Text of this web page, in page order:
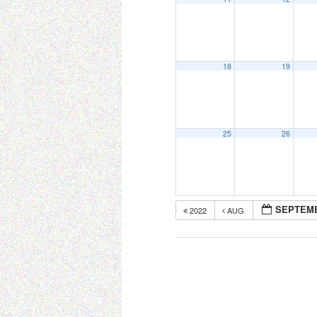
18 19
25 26
2022 AUG